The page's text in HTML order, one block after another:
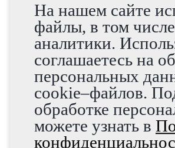
На нашем сайте
файлы, в том
аналитики.
соглашаетесь на
персональных
cookie–файлов.
обработке
можете узнать в